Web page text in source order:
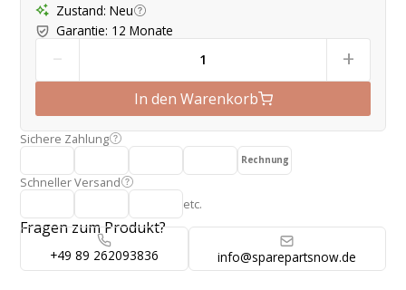
Zustand: Neu
Garantie: 12 Monate
- +
In den Warenkorb
Sichere Zahlung
Rechnung
Schneller Versand
etc.
Fragen zum Produkt?
+49 89 262093836 info@sparepartsnow.de